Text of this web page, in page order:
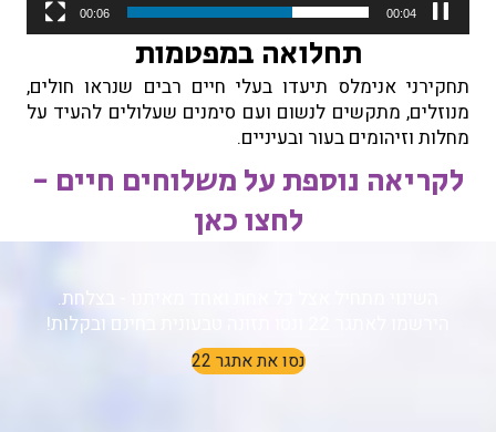
00:00
00:06
תחלואה במפטמות
תחקירני אנימלס תיעדו בעלי חיים רבים שנראו חולים,
מנוזלים, מתקשים לנשום ועם סימנים שעלולים להעיד על
מחלות וזיהומים בעור ובעיניים.
לקריאה נוספת על משלוחים חיים -
לחצו כאן
השינוי מתחיל אצל כל אחת ואחד מאיתנו - בצלחת.
נסו את אתגר 22